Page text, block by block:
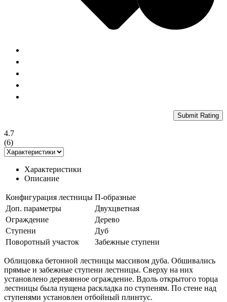
Submit Rating
4.7
(6)
Характеристики
Описание
Конфигурация лестницы П-образные
Доп. параметры
Двухцветная
Ограждение
Дерево
Ступени
Дуб
Поворотный участок
Забежные ступени
Облицовка бетонной лестницы массивом дуба. Обшивались
прямые и забежные ступени лестницы. Сверху на них
установлено деревянное ограждение. Вдоль открытого торца
лестницы была пущена раскладка по ступеням. По стене над
ступенями установлен отбойный плинтус.